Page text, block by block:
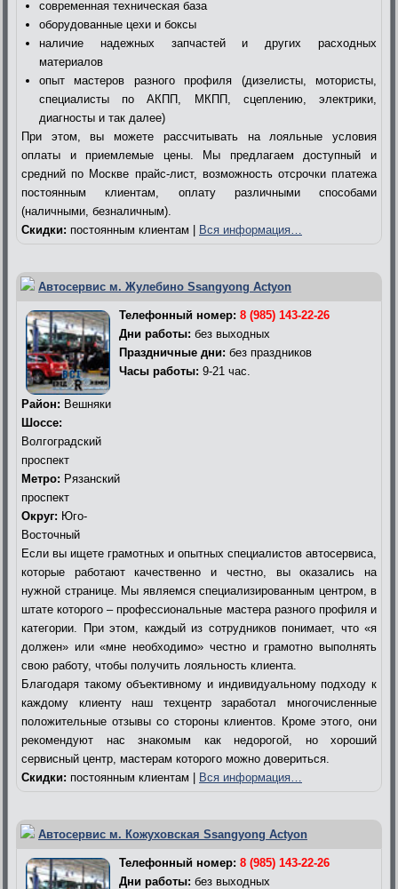
современная техническая база
оборудованные цехи и боксы
наличие надежных запчастей и других расходных
материалов
опыт мастеров разного профиля (дизелисты, мотористы,
специалисты по АКПП, МКПП, сцеплению, электрики,
диагносты и так далее)
При этом, вы можете рассчитывать на лояльные условия
оплаты и приемлемые цены. Мы предлагаем доступный и
средний по Москве прайс-лист, возможность отсрочки платежа
постоянным клиентам, оплату различными способами
(наличными, безналичным).
Скидки: постоянным клиентам | Вся информация…
Автосервис м. Жулебино Ssangyong Actyon
Телефонный номер: 8 (985) 143-22-26
Дни работы: без выходных
Праздничные дни: без праздников
Часы работы: 9-21 час.
Район: Вешняки
Шоссе:
Волгоградский
проспект
Метро: Рязанский
проспект
Округ: Юго-
Восточный
Если вы ищете грамотных и опытных специалистов автосервиса,
которые работают качественно и честно, вы оказались на
нужной странице. Мы являемся специализированным центром, в
штате которого – профессиональные мастера разного профиля и
категории. При этом, каждый из сотрудников понимает, что «я
должен» или «мне необходимо» честно и грамотно выполнять
свою работу, чтобы получить лояльность клиента.
Благодаря такому объективному и индивидуальному подходу к
каждому клиенту наш техцентр заработал многочисленные
положительные отзывы со стороны клиентов. Кроме этого, они
рекомендуют нас знакомым как недорогой, но хороший
сервисный центр, мастерам которого можно довериться.
Скидки: постоянным клиентам | Вся информация…
Автосервис м. Кожуховская Ssangyong Actyon
Телефонный номер: 8 (985) 143-22-26
Дни работы: без выходных